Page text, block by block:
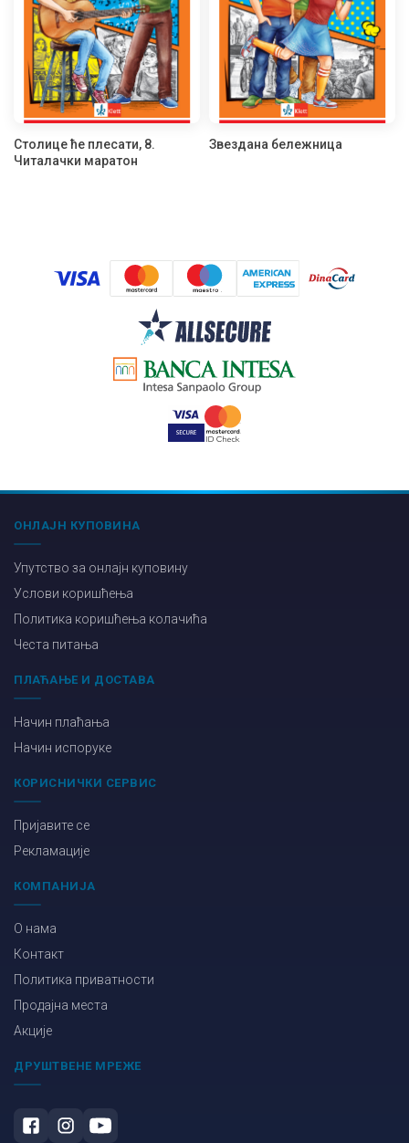
Столице ће плесати, 8.
Читалачки маратон
Звездана бележница
ОНЛАЈН КУПОВИНА
Упутство за онлајн куповину
Услови коришћења
Политика коришћења колачића
Честа питања
ПЛАЋАЊЕ И ДОСТАВА
Начин плаћања
Начин испоруке
КОРИСНИЧКИ СЕРВИС
Пријавите се
Рекламације
КОМПАНИЈА
О нама
Контакт
Политика приватности
Продајна места
Акције
ДРУШТВЕНЕ МРЕЖЕ